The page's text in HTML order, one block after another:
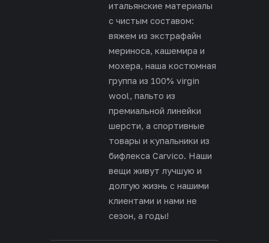
итальянские материалы
с чистым составом:
вяжем из экстрафайн
мериноса, кашемира и
мохера, наша костюмная
группа из 100% virgin
wool, пальто из
премиальной линейки
шерсти, а спортивные
товары и купальники из
бифлекса Carvico. Наши
вещи живут лучшую и
долгую жизнь с нашими
клиентами и нами не
сезон, а годы!